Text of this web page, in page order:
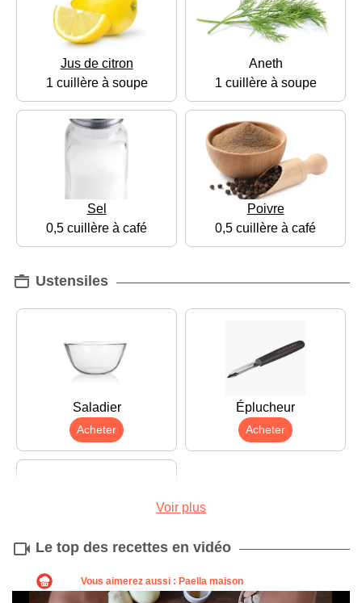
Jus de citron
1 cuillère à soupe
Aneth
1 cuillère à soupe
Sel
0,5 cuillère à café
Poivre
0,5 cuillère à café
Ustensiles
Saladier
Acheter
Éplucheur
Acheter
Acheter
Voir plus
Le top des recettes en vidéo